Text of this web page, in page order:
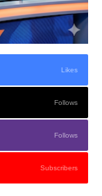
Likes
Follows
Follows
Subscribers